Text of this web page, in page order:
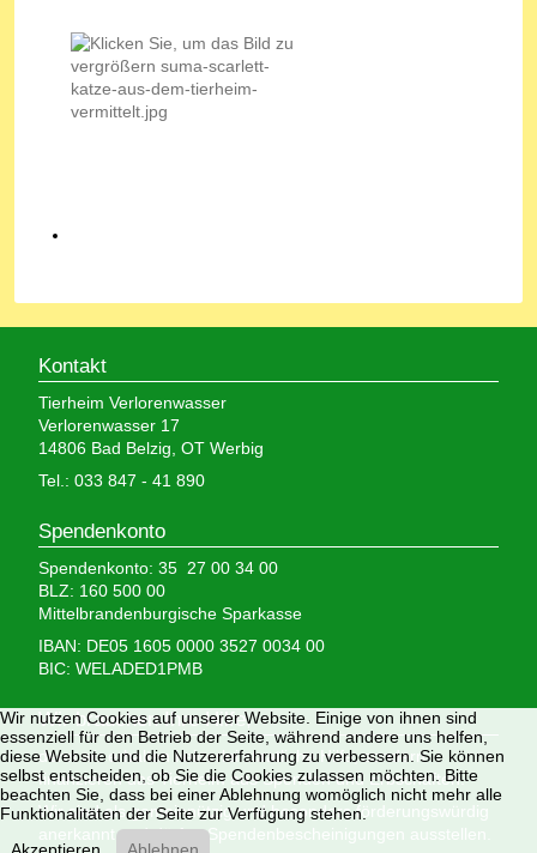
Kontakt
Tierheim Verlorenwasser
Verlorenwasser 17
14806 Bad Belzig, OT Werbig
Tel.: 033 847 - 41 890
Spendenkonto
Spendenkonto: 35 27 00 34 00
BLZ: 160 500 00
Mittelbrandenburgische Sparkasse
IBAN: DE05 1605 0000 3527 0034 00
BIC: WELADED1PMB
Wir brauchen Ihre Hilfe,
denn wir erhalten keinerlei staatliche Hilfe, sondern
finanzieren das Tierheim aus Spenden und Erbschaften.
Wir sind als gemeinnützig und besonders förderungswürdig
anerkannt und dürfen Spendenbescheinigungen ausstellen.
Wir nutzen Cookies auf unserer Website. Einige von ihnen sind
essenziell für den Betrieb der Seite, während andere uns helfen,
diese Website und die Nutzererfahrung zu verbessern. Sie können
selbst entscheiden, ob Sie die Cookies zulassen möchten. Bitte
beachten Sie, dass bei einer Ablehnung womöglich nicht mehr alle
Funktionalitäten der Seite zur Verfügung stehen.